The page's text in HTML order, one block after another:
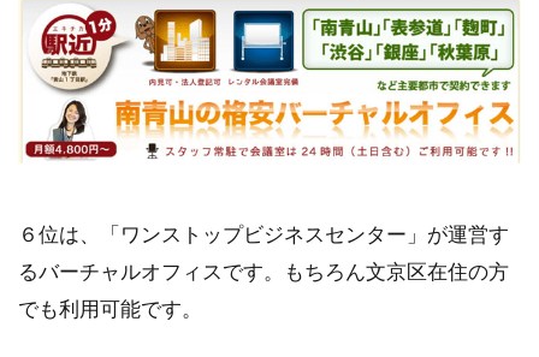
６位は、「ワンストップビジネスセンター」が運営す
るバーチャルオフィスです。もちろん文京区在住の方
でも利用可能です。